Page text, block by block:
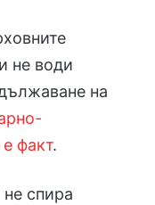
не води
на
факт.
спира